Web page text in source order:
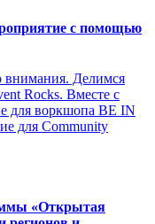
с помощью
внимания. Делимся
Rocks. Вместе с
для воркшопа BE IN
для Community
«Открытая